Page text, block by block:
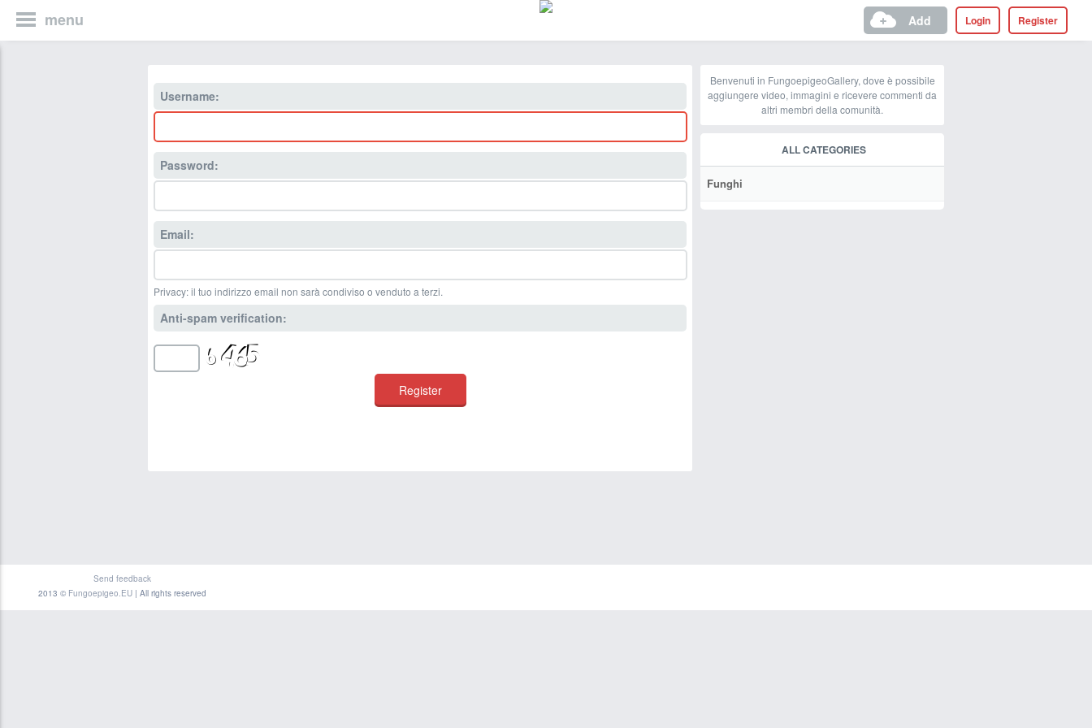
menu Register
Login
Add
Username:
Password:
Email:
Privacy: il tuo indirizzo email non sarà condiviso o venduto a terzi.
Anti-spam verification:
Benvenuti in FungoepigeoGallery, dove è possibile
aggiungere video, immagini e ricevere commenti da
altri membri della comunità.
ALL CATEGORIES
Funghi
Send feedback
2013 © Fungoepigeo.EU| All rights reserved